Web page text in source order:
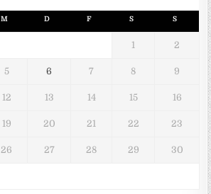
M D F S S
1 2
5 6 7 8 9
12 13 14 15 16
19 20 21 22 23
26 27 28 29 30